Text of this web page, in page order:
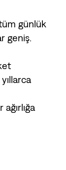
günlük
geniş.